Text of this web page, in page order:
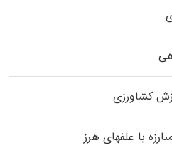
کشاورزی
با علفهای هرز